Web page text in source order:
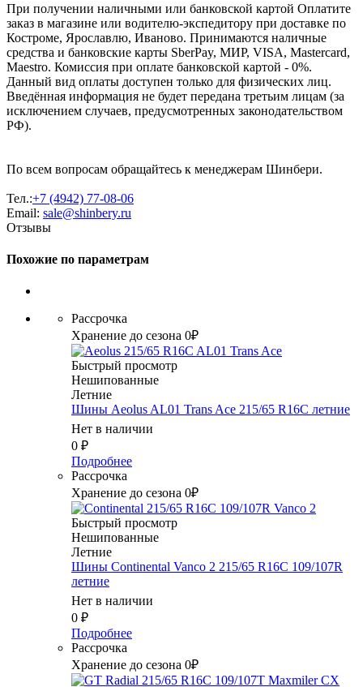
При получении наличными или банковской картой Оплатите
заказ в магазине или водителю-экспедитору при доставке по
Костроме, Ярославлю, Иваново. Принимаются наличные
средства и банковские карты SberPay, МИР, VISA, Mastercard,
Maestro. Комиссия при оплате банковской картой - 0%.
Данный вид оплаты доступен только для физических лиц.
Введённая информация не будет передана третьим лицам (за
исключением случаев, предусмотренных законодательством
РФ).
По всем вопросам обращайтесь к менеджерам Шинбери.
Тел.:+7 (4942) 77-08-06
Email: sale@shinbery.ru
Отзывы
Похожие по параметрам
Рассрочка
Хранение до сезона 0₽
Быстрый просмотр
Нешипованные
Летние
Шины Aeolus AL01 Trans Ace 215/65 R16C летние
Нет в наличии
0 ₽
Подробнее
Рассрочка
Хранение до сезона 0₽
Быстрый просмотр
Нешипованные
Летние
Шины Continental Vanco 2 215/65 R16C 109/107R
летние
Нет в наличии
0 ₽
Подробнее
Рассрочка
Хранение до сезона 0₽